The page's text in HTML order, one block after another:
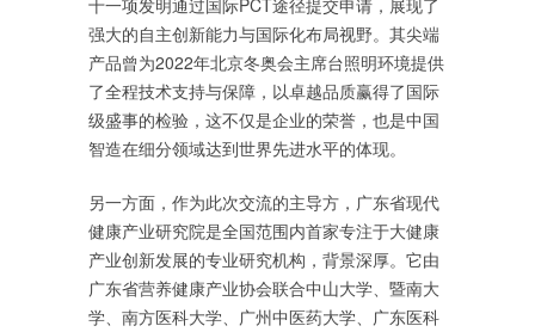
十一项发明通过国际PCT途径提交申请，展现了
强大的自主创新能力与国际化布局视野。其尖端
产品曾为2022年北京冬奥会主席台照明环境提供
了全程技术支持与保障，以卓越品质赢得了国际
级盛事的检验，这不仅是企业的荣誉，也是中国
智造在细分领域达到世界先进水平的体现。
另一方面，作为此次交流的主导方，广东省现代
健康产业研究院是全国范围内首家专注于大健康
产业创新发展的专业研究机构，背景深厚。它由
广东省营养健康产业协会联合中山大学、暨南大
学、南方医科大学、广州中医药大学、广东医科